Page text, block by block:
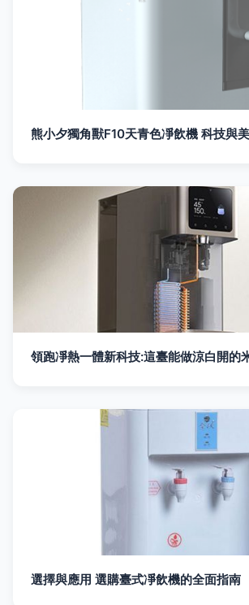
熊小夕獨角獸F10天青色凈飲機 科技與
領跑凈熱一體新科技:這臺能做涼白開的
選擇與應用 選購臺式凈飲機的全面指南